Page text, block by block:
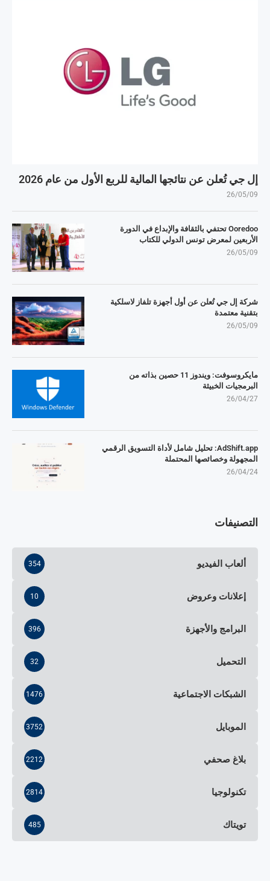
إل جي تُعلن عن نتائجها المالية للربع الأول من عام 2026
26/05/09
Ooredoo تحتفي بالثقافة والإبداع في الدورة
الأربعين لمعرض تونس الدولي للكتاب
26/05/09
شركة إل جي تُعلن عن أول أجهزة تلفاز لاسلكية
بتقنية معتمدة
26/05/09
مايكروسوفت: ويندوز 11 حصين بذاته من
البرمجيات الخبيثة
26/04/27
AdShift.app: تحليل شامل لأداة التسويق الرقمي
المجهولة وخصائصها المحتملة
26/04/24
التصنيفات
ألعاب الفيديو 354
إعلانات وعروض 10
البرامج والأجهزة 396
التحميل 32
الشبكات الاجتماعية 1476
الموبايل 3752
بلاغ صحفي 2212
تكنولوجيا 2814
تويتاك 485